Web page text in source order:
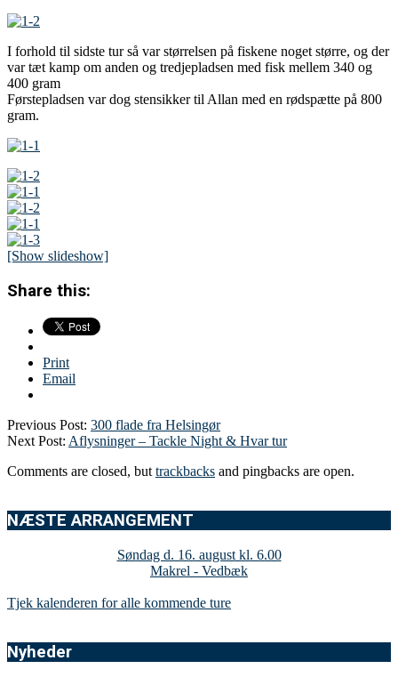
I forhold til sidste tur så var størrelsen på fiskene noget større, og der
var tæt kamp om anden og tredjepladsen med fisk mellem 340 og
400 gram
Førstepladsen var dog stensikker til Allan med en rødspætte på 800
gram.
[Show slideshow]
Share this:
Print
Email
Previous Post: 300 flade fra Helsingør
Next Post: Aflysninger – Tackle Night & Hvar tur
Comments are closed, but trackbacks and pingbacks are open.
NÆSTE ARRANGEMENT
Søndag d. 16. august kl. 6.00
Makrel - Vedbæk
Tjek kalenderen for alle kommende ture
Nyheder